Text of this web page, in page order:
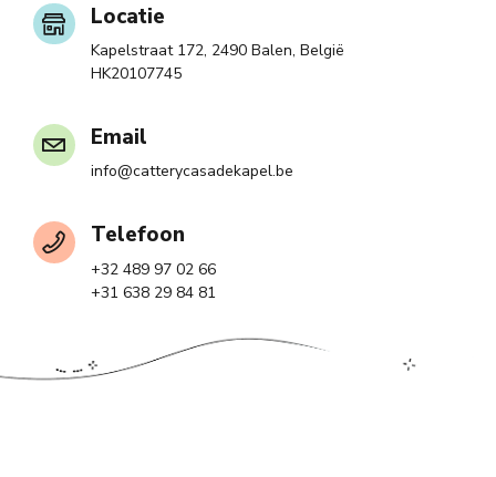
Locatie
Kapelstraat 172, 2490 Balen, België
HK20107745
Email
info@catterycasadekapel.be
Telefoon
+32 489 97 02 66
+31 638 29 84 81